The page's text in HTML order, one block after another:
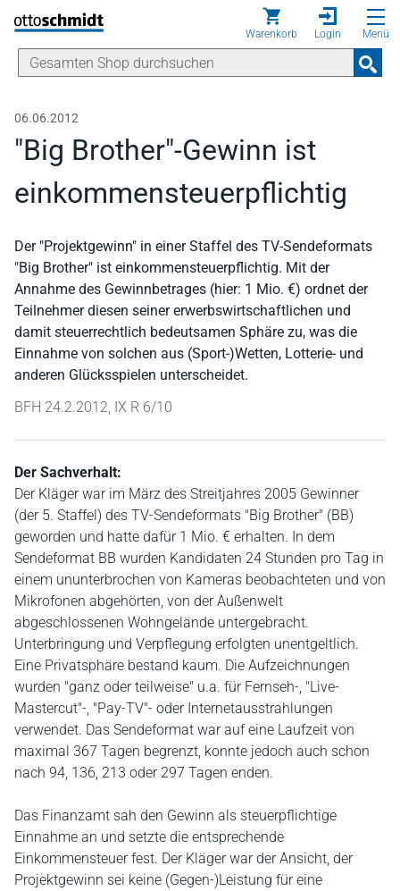
Direkt zum Inhalt
Warenkorb Login Menü
06.06.2012
"Big Brother"-Gewinn ist
einkommensteuerpflichtig
Der "Projektgewinn" in einer Staffel des TV-Sendeformats
"Big Brother" ist einkommensteuerpflichtig. Mit der
Annahme des Gewinnbetrages (hier: 1 Mio. €) ordnet der
Teilnehmer diesen seiner erwerbswirtschaftlichen und
damit steuerrechtlich bedeutsamen Sphäre zu, was die
Einnahme von solchen aus (Sport-)Wetten, Lotterie- und
anderen Glücksspielen unterscheidet.
BFH 24.2.2012, IX R 6/10
Der Sachverhalt:
Der Kläger war im März des Streitjahres 2005 Gewinner
(der 5. Staffel) des TV-Sendeformats "Big Brother" (BB)
geworden und hatte dafür 1 Mio. € erhalten. In dem
Sendeformat BB wurden Kandidaten 24 Stunden pro Tag in
einem ununterbrochen von Kameras beobachteten und von
Mikrofonen abgehörten, von der Außenwelt
abgeschlossenen Wohngelände untergebracht.
Unterbringung und Verpflegung erfolgten unentgeltlich.
Eine Privatsphäre bestand kaum. Die Aufzeichnungen
wurden "ganz oder teilweise" u.a. für Fernseh-, "Live-
Mastercut"-, "Pay-TV"- oder Internetausstrahlungen
verwendet. Das Sendeformat war auf eine Laufzeit von
maximal 367 Tagen begrenzt, konnte jedoch auch schon
nach 94, 136, 213 oder 297 Tagen enden.
Das Finanzamt sah den Gewinn als steuerpflichtige
Einnahme an und setzte die entsprechende
Einkommensteuer fest. Der Kläger war der Ansicht, der
Projektgewinn sei keine (Gegen-)Leistung für eine